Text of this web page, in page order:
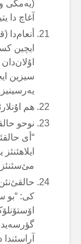
(یەمگی
آغاچ دا
ایچین
سیزین
هم
نوحو
“أی
کی: “بو